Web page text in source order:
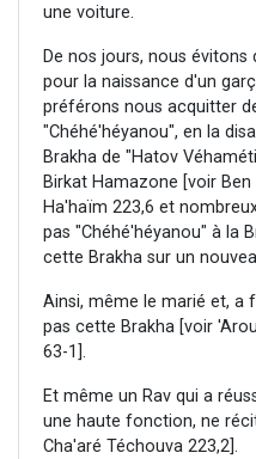
une voiture.
De nos jours, nous
pour la naissance d'un
préférons nous acquitter
"Chéhé'héyanou", en la
Brakha de "Hatov
Birkat Hamazone [voir
Ha'haïm 223,6 et
pas "Chéhé'héyanou" à la
cette Brakha sur un
Ainsi, même le marié et, a
pas cette Brakha [voir
63-1].
Et même un Rav qui a
une haute fonction, ne
Cha'aré Téchouva 223,2].